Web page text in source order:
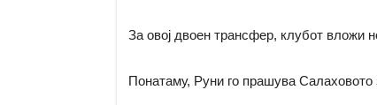
За овој двоен трансфер, клубот вложи
Понатаму, Руни го прашува Салаховото